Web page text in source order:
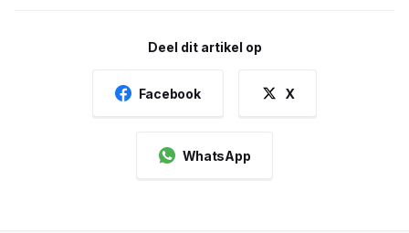
Deel dit artikel op
Facebook X
WhatsApp